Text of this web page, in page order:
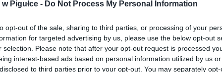
Pigułce - Do Not Process My Personal Information
opt-out of the sale, sharing to third parties, or processing of your
for targeted advertising by us, please use the below opt-out
selection. Please note that after your opt-out request is processed
interest-based ads based on personal information utilized by us
to third parties prior to your opt-out. You may separately
osobę udzielającą pomocy krok po kroku i w zrozumiały sposób
ułożyć chorego i jak umieścić na jego ciele elektrody.
rytm pracy serca i decyduje, czy potrzebna jest defibrylacja.
dobiera odpowiednią moc impulsu i wskazuje moment jego
akcję ratunkową może być pewna, że nie zrobi nic